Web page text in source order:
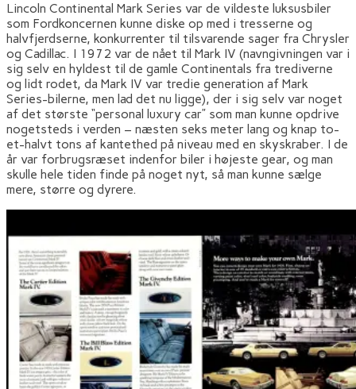
Lincoln Continental Mark Series var de vildeste luksusbiler
som Fordkoncernen kunne diske op med i tresserne og
halvfjerdserne, konkurrenter til tilsvarende sager fra Chrysler
og Cadillac. I 1972 var de nået til Mark IV (navngivningen var i
sig selv en hyldest til de gamle Continentals fra trediverne
og lidt rodet, da Mark IV var tredie generation af Mark
Series-bilerne, men lad det nu ligge), der i sig selv var noget
af det største “personal luxury car” som man kunne opdrive
nogetsteds i verden – næsten seks meter lang og knap to-
et-halvt tons af kantethed på niveau med en skyskraber. I de
år var forbrugsræset indenfor biler i højeste gear, og man
skulle hele tiden finde på noget nyt, så man kunne sælge
mere, større og dyrere.